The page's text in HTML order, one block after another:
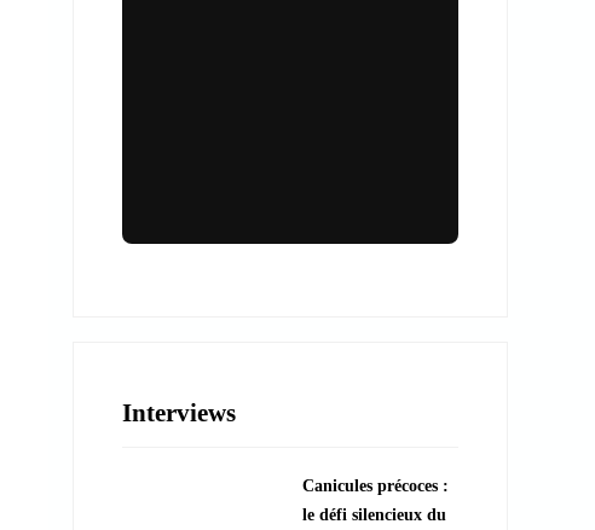
???? Explorer les animations
Interviews
Canicules précoces :
le défi silencieux du